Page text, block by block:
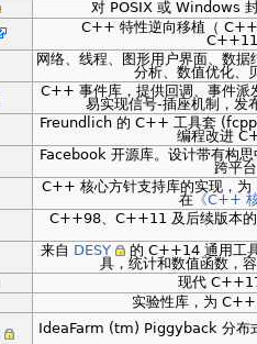
对 POSIX 或 Windows
C++ 特性逆向移植（
网络、线程、图形用户界面、数
分析、数值优化、
C++ 事件库，提供回调、事件
易实现信号-插座机制，发
Freundlich 的 C++ 工具套
编程改进
Facebook 开源库。设计带有构
跨平
C++ 核心方针支持库的实现，
在 《C++
C++98、C++11 及后续版本
来自 DESY
的 C++14 通用工
具，统计和数值函数，
现代
实验性库，为
IdeaFarm (tm) Piggyback 分布